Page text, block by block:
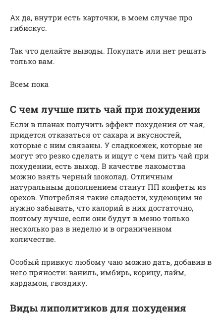
Ах да, внутри есть карточки, в моем случае про
гибискус.
Так что делайте выводы. Покупать или нет решать
только вам.
Всем пока
С чем лучше пить чай при похудении
Если в планах получить эффект похудения от чая,
придется отказаться от сахара и вкусностей,
которые с ним связаны. У сладкоежек, которые не
могут это резко сделать и ищут с чем пить чай при
похудении, есть выход. В качестве лакомства
можно взять черный шоколад. Отличным
натуральным дополнением станут ПП конфеты из
орехов. Употребляя такие сладости, худеющим не
нужно забывать, что калорий в них достаточно,
поэтому лучше, если они будут в меню только
несколько раз в неделю и в ограниченном
количестве.
Особый привкус любому чаю можно дать, добавив в
него пряности: ваниль, имбирь, корицу, лайм,
кардамон, гвоздику.
Виды липолитиков для похудения